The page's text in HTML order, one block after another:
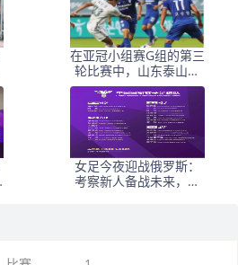
在亚冠小组赛G组的第三
轮比赛中，山东泰山客
场挑战韩国球队仁
女足今夜迎战俄罗斯：
考察新人备战未来，古